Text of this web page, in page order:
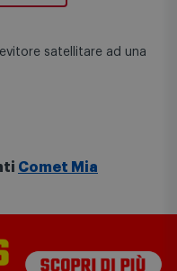
satellitare ad una
Comet Mia